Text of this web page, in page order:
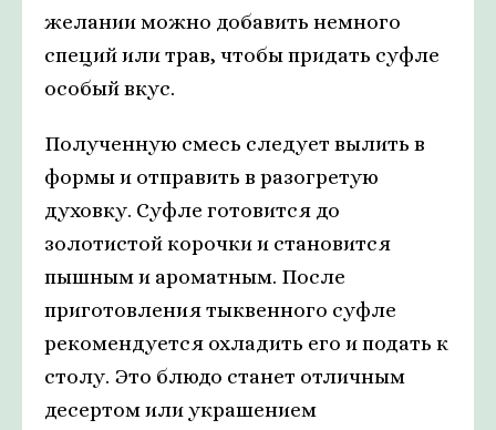
желании можно добавить немного
специй или трав, чтобы придать суфле
особый вкус.
Полученную смесь следует вылить в
формы и отправить в разогретую
духовку. Суфле готовится до
золотистой корочки и становится
пышным и ароматным. После
приготовления тыквенного суфле
рекомендуется охладить его и подать к
столу. Это блюдо станет отличным
десертом или украшением